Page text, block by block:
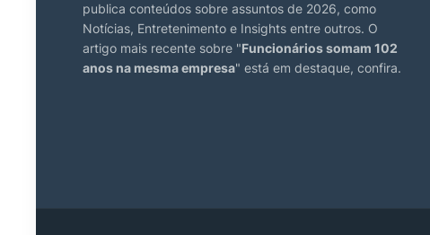
publica conteúdos sobre assuntos de 2026, como
Notícias, Entretenimento e Insights entre outros. O
artigo mais recente sobre "Funcionários somam 102
anos na mesma empresa" está em destaque, confira.